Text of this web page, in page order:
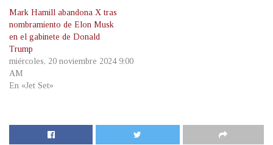
Mark Hamill abandona X tras
nombramiento de Elon Musk
en el gabinete de Donald
Trump
miércoles, 20 noviembre 2024 9:00
AM
En «Jet Set»